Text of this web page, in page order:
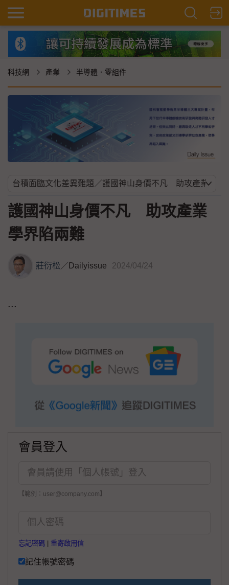
科技網 產業 半導體．零組件
護國神山身價不凡 助攻產業
學界陷兩難
莊衍松 ／ Dailyissue 2024/04/24
...
會員登入
【範例：user@company.com】
忘記密碼 重寄啟用信
記住帳號密碼